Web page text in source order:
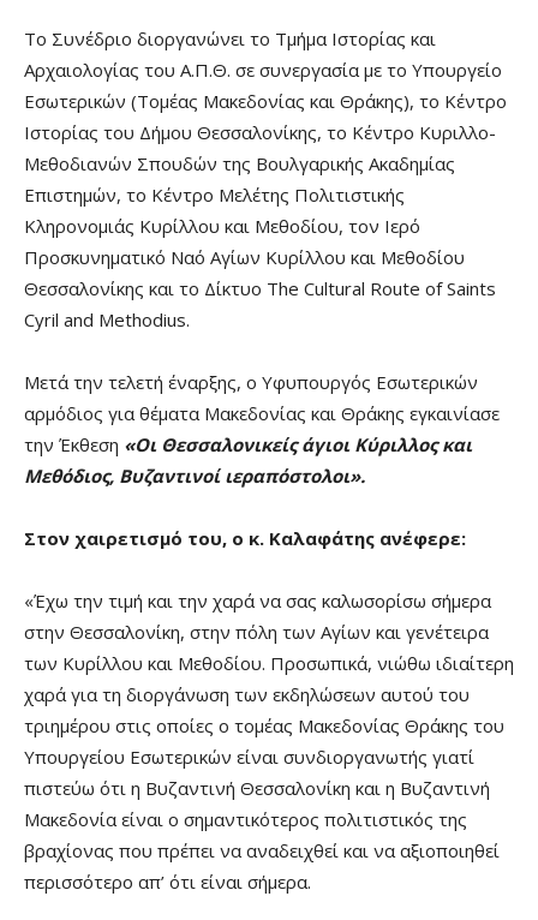
Το Συνέδριο διοργανώνει το Τμήμα Ιστορίας και
Αρχαιολογίας του Α.Π.Θ. σε συνεργασία με το Υπουργείο
Εσωτερικών (Τομέας Μακεδονίας και Θράκης), το Κέντρο
Ιστορίας του Δήμου Θεσσαλονίκης, το Κέντρο Κυριλλο-
Μεθοδιανών Σπουδών της Βουλγαρικής Ακαδημίας
Επιστημών, το Κέντρο Μελέτης Πολιτιστικής
Κληρονομιάς Κυρίλλου και Μεθοδίου, τον Ιερό
Προσκυνηματικό Ναό Αγίων Κυρίλλου και Μεθοδίου
Θεσσαλονίκης και το Δίκτυο The Cultural Route of Saints
Cyril and Methodius.
Μετά την τελετή έναρξης, ο Υφυπουργός Εσωτερικών
αρμόδιος για θέματα Μακεδονίας και Θράκης εγκαινίασε
την Έκθεση «Οι Θεσσαλονικείς άγιοι Κύριλλος και
Μεθόδιος, Βυζαντινοί ιεραπόστολοι».
Στον χαιρετισμό του, ο κ. Καλαφάτης ανέφερε:
«Έχω την τιμή και την χαρά να σας καλωσορίσω σήμερα
στην Θεσσαλονίκη, στην πόλη των Αγίων και γενέτειρα
των Κυρίλλου και Μεθοδίου. Προσωπικά, νιώθω ιδιαίτερη
χαρά για τη διοργάνωση των εκδηλώσεων αυτού του
τριημέρου στις οποίες ο τομέας Μακεδονίας Θράκης του
Υπουργείου Εσωτερικών είναι συνδιοργανωτής γιατί
πιστεύω ότι η Βυζαντινή Θεσσαλονίκη και η Βυζαντινή
Μακεδονία είναι ο σημαντικότερος πολιτιστικός της
βραχίονας που πρέπει να αναδειχθεί και να αξιοποιηθεί
περισσότερο απ’ ότι είναι σήμερα.